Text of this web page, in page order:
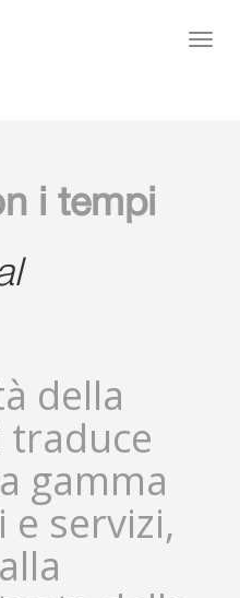
i tempi
della
traduce
gamma
servizi,